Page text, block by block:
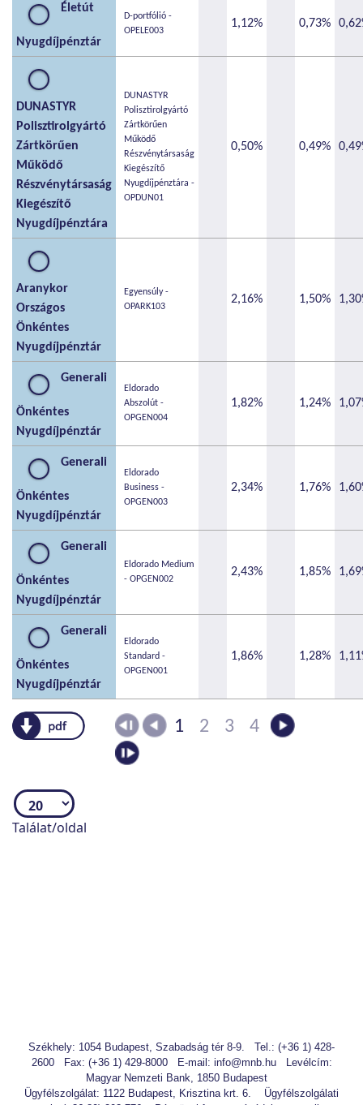
Életút
Nyugdíjpénztár
D-portfólió -
OPELE003
1,12% 0,73%
DUNASTYR
Polisztirolgyártó
Zártkörűen
Működő
Részvénytársaság
Kiegészítő
Nyugdíjpénztára
DUNASTYR
Polisztirolgyártó
Zártkörűen
Működő
Részvénytársaság
Kiegészítő
Nyugdíjpénztára -
OPDUN01
0,50% 0,49%
Aranykor
Országos
Önkéntes
Nyugdíjpénztár
Egyensúly -
OPARK103
2,16% 1,50%
Generali
Önkéntes
Nyugdíjpénztár
Eldorado
Abszolút -
OPGEN004
1,82% 1,24%
Generali
Önkéntes
Nyugdíjpénztár
Eldorado
Business -
OPGEN003
2,34% 1,76%
Generali
Önkéntes
Nyugdíjpénztár
Eldorado Medium
- OPGEN002
2,43% 1,85%
Generali
Önkéntes
Nyugdíjpénztár
Eldorado
Standard -
OPGEN001
1,86% 1,28%
pdf 1 2 3 4
Találat/oldal
Székhely: 1054 Budapest, Szabadság tér 8-9.
Tel.: (+36 1) 428-
2600
Fax: (+36 1) 429-8000 E-mail: info@mnb.hu
Levélcím:
Magyar Nemzeti Bank, 1850 Budapest
Ügyfélszolgálat: 1122 Budapest, Krisztina krt. 6.
Ügyfélszolgálati